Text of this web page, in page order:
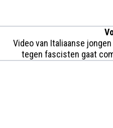
Video van Italiaanse
tegen fascisten gaat